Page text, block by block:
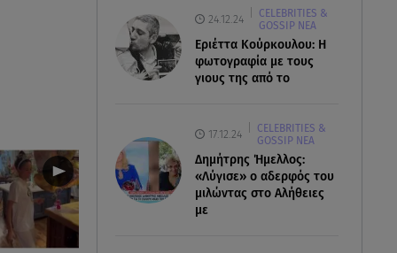
24.12.24
CELEBRITIES &
GOSSIP ΝΕΑ
Εριέττα Κούρκουλου: Η
φωτογραφία με τους
γιους της από το
17.12.24
CELEBRITIES &
GOSSIP ΝΕΑ
Δημήτρης Ήμελλος:
«Λύγισε» ο αδερφός του
μιλώντας στο Αλήθειες
με